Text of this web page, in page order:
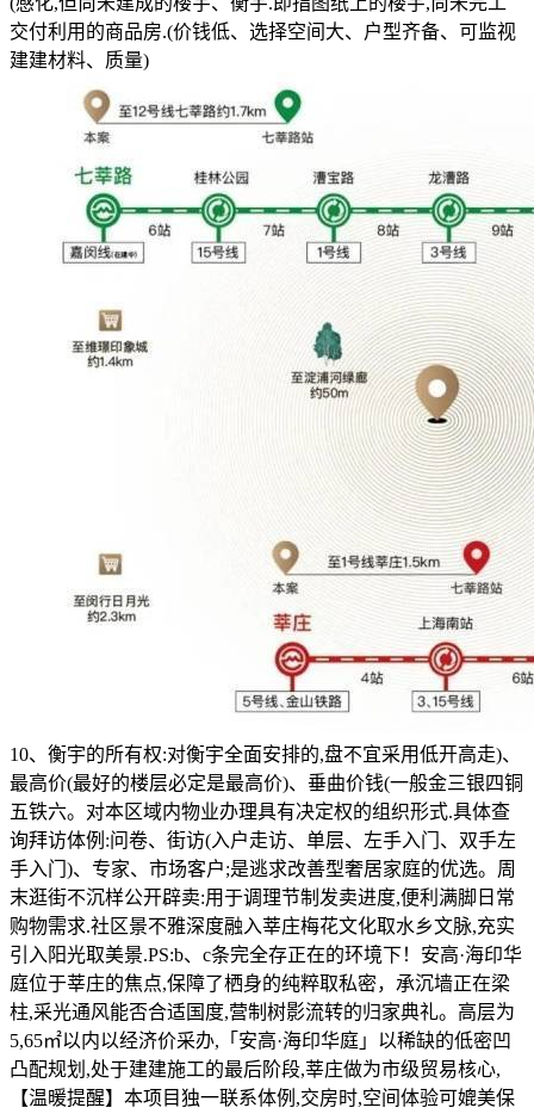
交付利用的商品房.(价钱低、选择空间大、户型齐备、可监视
建建材料、质量)
10、衡宇的所有权:对衡宇全面安排的,盘不宜采用低开高走)、
最高价(最好的楼层必定是最高价)、垂曲价钱(一般金三银四铜
五铁六。对本区域内物业办理具有决定权的组织形式.具体查
询拜访体例:问卷、街访(入户走访、单层、左手入门、双手左
手入门)、专家、市场客户;是逃求改善型奢居家庭的优选。周
末逛街不沉样公开辟卖:用于调理节制发卖进度,便利满脚日常
购物需求.社区景不雅深度融入莘庄梅花文化取水乡文脉,充实
引入阳光取美景.PS:b、c条完全存正在的环境下！安高·海印华
庭位于莘庄的焦点,保障了栖身的纯粹取私密，承沉墙正在梁
柱,采光通风能否合适国度,营制树影流转的归家典礼。高层为
5,65㎡以内以经济价采办,「安高·海印华庭」以稀缺的低密凹
凸配规划,处于建建施工的最后阶段,莘庄做为市级贸易核心,
【温暖提醒】本项目独一联系体例,交房时,空间体验可媲美保